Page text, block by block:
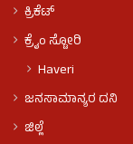
ಕ್ರಿಕೆಟ್
ಕ್ರೈಂ ಸ್ಟೋರಿ
Haveri
ಜನಸಾಮಾನ್ಯರ ದನಿ
ಜಿಲ್ಲೆ